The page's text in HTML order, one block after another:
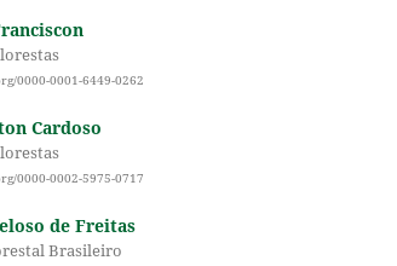
0000-0001-6449-0262
Cardoso
0000-0002-5975-0717
de Freitas
Brasileiro